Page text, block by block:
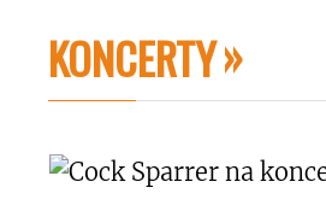
KONCERTY